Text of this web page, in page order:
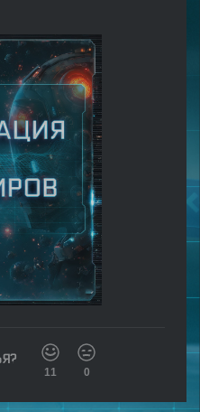
11 0